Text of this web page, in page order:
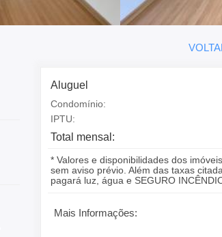
Aluguel
Condomínio:
IPTU:
Total mensal:
* Valores e disponibilidades dos
sem aviso prévio. Além das taxas
pagará luz, água e SEGURO INCÊNDIO
Mais Informações: